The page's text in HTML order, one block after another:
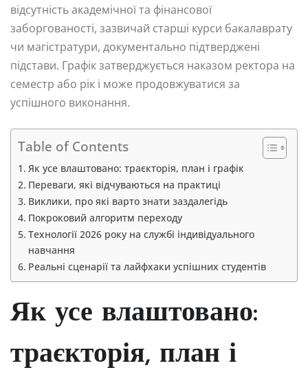
відсутність академічної та фінансової
заборгованості, зазвичай старші курси бакалаврату
чи магістратури, документально підтверджені
підстави. Графік затверджується наказом ректора на
семестр або рік і може продовжуватися за
успішного виконання.
Table of Contents
Як усе влаштовано: траєкторія, план і графік
Переваги, які відчуваються на практиці
Виклики, про які варто знати заздалегідь
Покроковий алгоритм переходу
Технології 2026 року на службі індивідуального
навчання
Реальні сценарії та лайфхаки успішних студентів
Як усе влаштовано:
траєкторія, план і